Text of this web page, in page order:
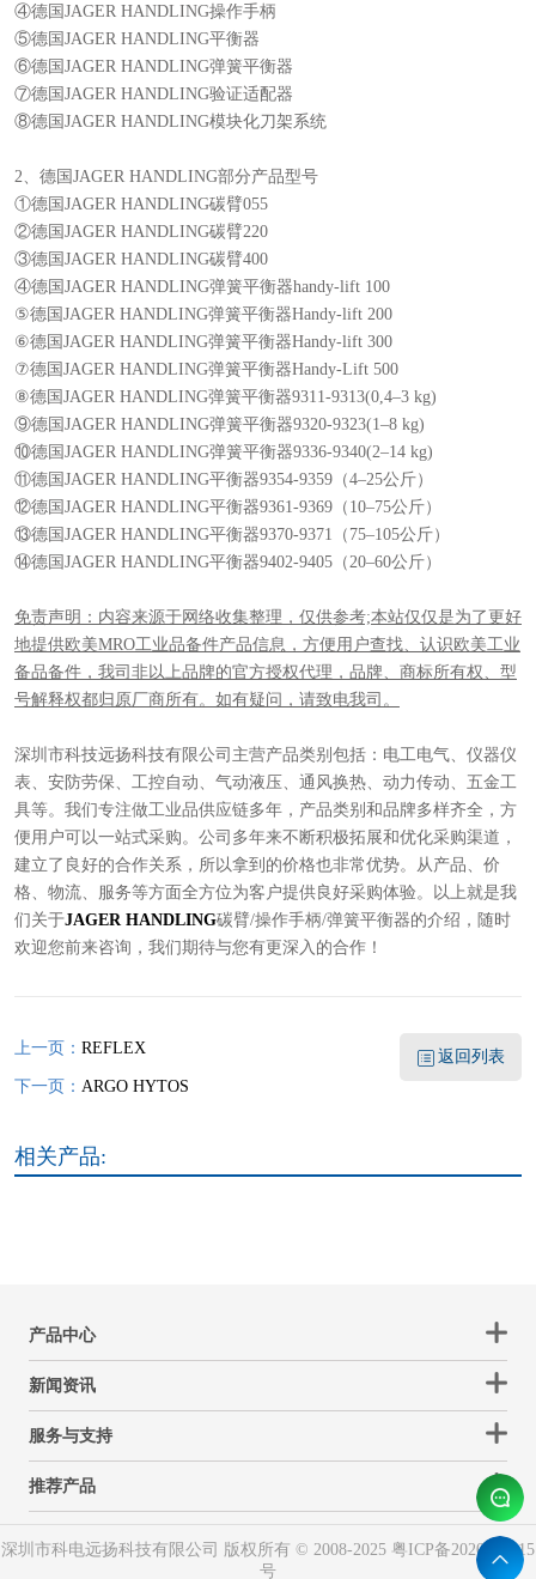
④德国JAGER HANDLING操作手柄
⑤德国JAGER HANDLING平衡器
⑥德国JAGER HANDLING弹簧平衡器
⑦德国JAGER HANDLING验证适配器
⑧德国JAGER HANDLING模块化刀架系统
2、德国JAGER HANDLING部分产品型号
①德国JAGER HANDLING碳臂055
②德国JAGER HANDLING碳臂220
③德国JAGER HANDLING碳臂400
④德国JAGER HANDLING弹簧平衡器handy-lift 100
⑤德国JAGER HANDLING弹簧平衡器Handy-lift 200
⑥德国JAGER HANDLING弹簧平衡器Handy-lift 300
⑦德国JAGER HANDLING弹簧平衡器Handy-Lift 500
⑧德国JAGER HANDLING弹簧平衡器9311-9313(0,4–3 kg)
⑨德国JAGER HANDLING弹簧平衡器9320-9323(1–8 kg)
⑩德国JAGER HANDLING弹簧平衡器9336-9340(2–14 kg)
⑪德国JAGER HANDLING平衡器9354-9359（4–25公斤）
⑫德国JAGER HANDLING平衡器9361-9369（10–75公斤）
⑬德国JAGER HANDLING平衡器9370-9371（75–105公斤）
⑭德国JAGER HANDLING平衡器9402-9405（20–60公斤）
免责声明：内容来源于网络收集整理，仅供参考;本站仅仅是为了更好
地提供欧美MRO工业品备件产品信息，方便用户查找、认识欧美工业
备品备件，我司非以上品牌的官方授权代理，品牌、商标所有权、型
号解释权都归原厂商所有。如有疑问，请致电我司。
深圳市科技远扬科技有限公司主营产品类别包括：电工电气、仪器仪
表、安防劳保、工控自动、气动液压、通风换热、动力传动、五金工
具等。我们专注做工业品供应链多年，产品类别和品牌多样齐全，方
便用户可以一站式采购。公司多年来不断积极拓展和优化采购渠道，
建立了良好的合作关系，所以拿到的价格也非常优势。从产品、价
格、物流、服务等方面全方位为客户提供良好采购体验。以上就是我
们关于JAGER HANDLING碳臂/操作手柄/弹簧平衡器的介绍，随时
欢迎您前来咨询，我们期待与您有更深入的合作！
上一页： REFLEX
下一页： ARGO HYTOS
返回列表
相关产品:
产品中心
新闻资讯
服务与支持
推荐产品
深圳市科电远扬科技有限公司 版权所有 © 2008-2025 粤ICP备2020088115
号